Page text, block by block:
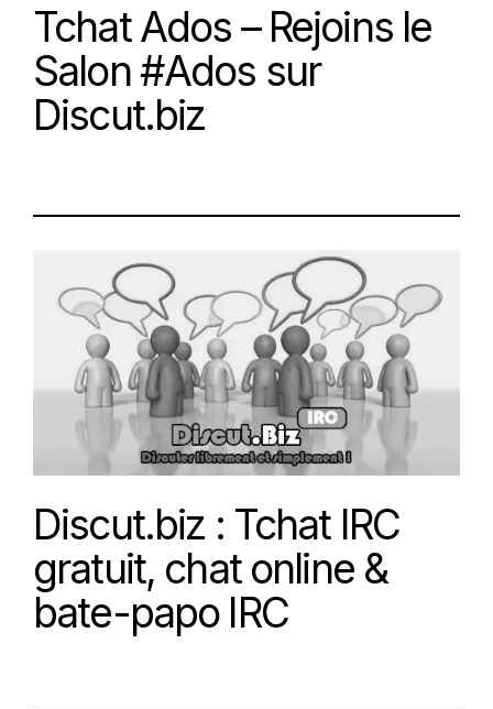
Tchat Ados – Rejoins le
Salon #Ados sur
Discut.biz
Discut.biz : Tchat IRC
gratuit, chat online &
bate-papo IRC